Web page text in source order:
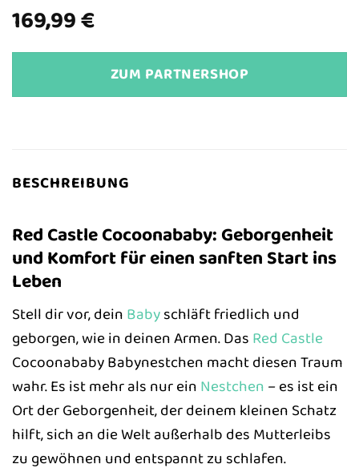
169,99€
ZUM PARTNERSHOP
BESCHREIBUNG
Red Castle Cocoonababy: Geborgenheit
und Komfort für einen sanften Start ins
Leben
Stell dir vor, dein Babyschläft friedlich und
geborgen, wie in deinen Armen. Das Red Castle
Cocoonababy Babynestchen macht diesen Traum
wahr. Es ist mehr als nur ein Nestchen – es ist ein
Ort der Geborgenheit, der deinem kleinen Schatz
hilft, sich an die Welt außerhalb des Mutterleibs
zu gewöhnen und entspannt zu schlafen.